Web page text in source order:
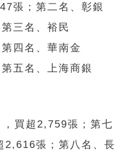
張；第二名、彰銀
三名、裕民
四名、華南金
五名、上海商銀
買超2,759張；第七
2,616張；第八名、長